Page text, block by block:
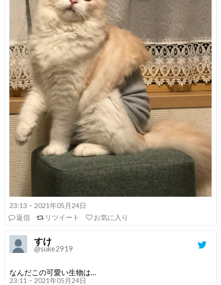
23:13 – 2021年05月24日
返信
リツイート お気に入り
すけ
@suke2919
なんだこの可愛い生物は…
23:11 – 2021年05月24日